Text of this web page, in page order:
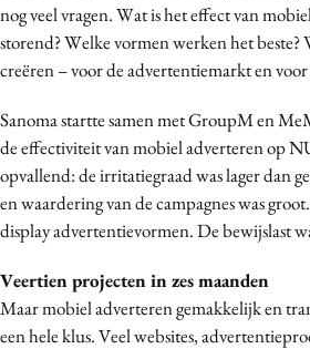
Media
Merkstrategie
PR
Programmatic
Purpose Marketing
Reputatie & crisis
nog veel vragen. Wat is het effect van
storend? Welke vormen werken het
creëren – voor de advertentiemarkt en voor
Sanoma startte samen met GroupM en
de effectiviteit van mobiel adverteren op
opvallend: de irritatiegraad was lager dan
en waardering van de campagnes was
display advertentievormen. De bewijslast
Veertien projecten in zes maanden
Maar mobiel adverteren gemakkelijk en
een hele klus. Veel websites,